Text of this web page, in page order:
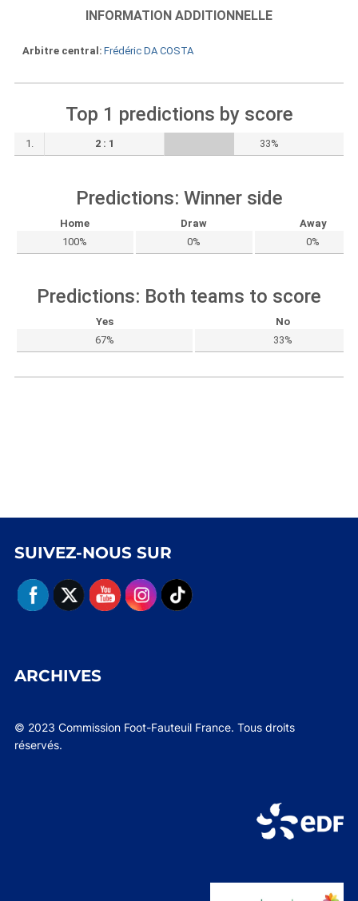
INFORMATION ADDITIONNELLE
Arbitre central Frédéric DA COSTA
Top 1 predictions by score
1. 2 : 1 33%
Predictions: Winner side
Home Draw
Away
100%
0% 0%
Predictions: Both teams to score
Yes
No
67%
33%
SUIVEZ-NOUS SUR
ARCHIVES
© 2023 Commission Foot-Fauteuil France. Tous droits
réservés.